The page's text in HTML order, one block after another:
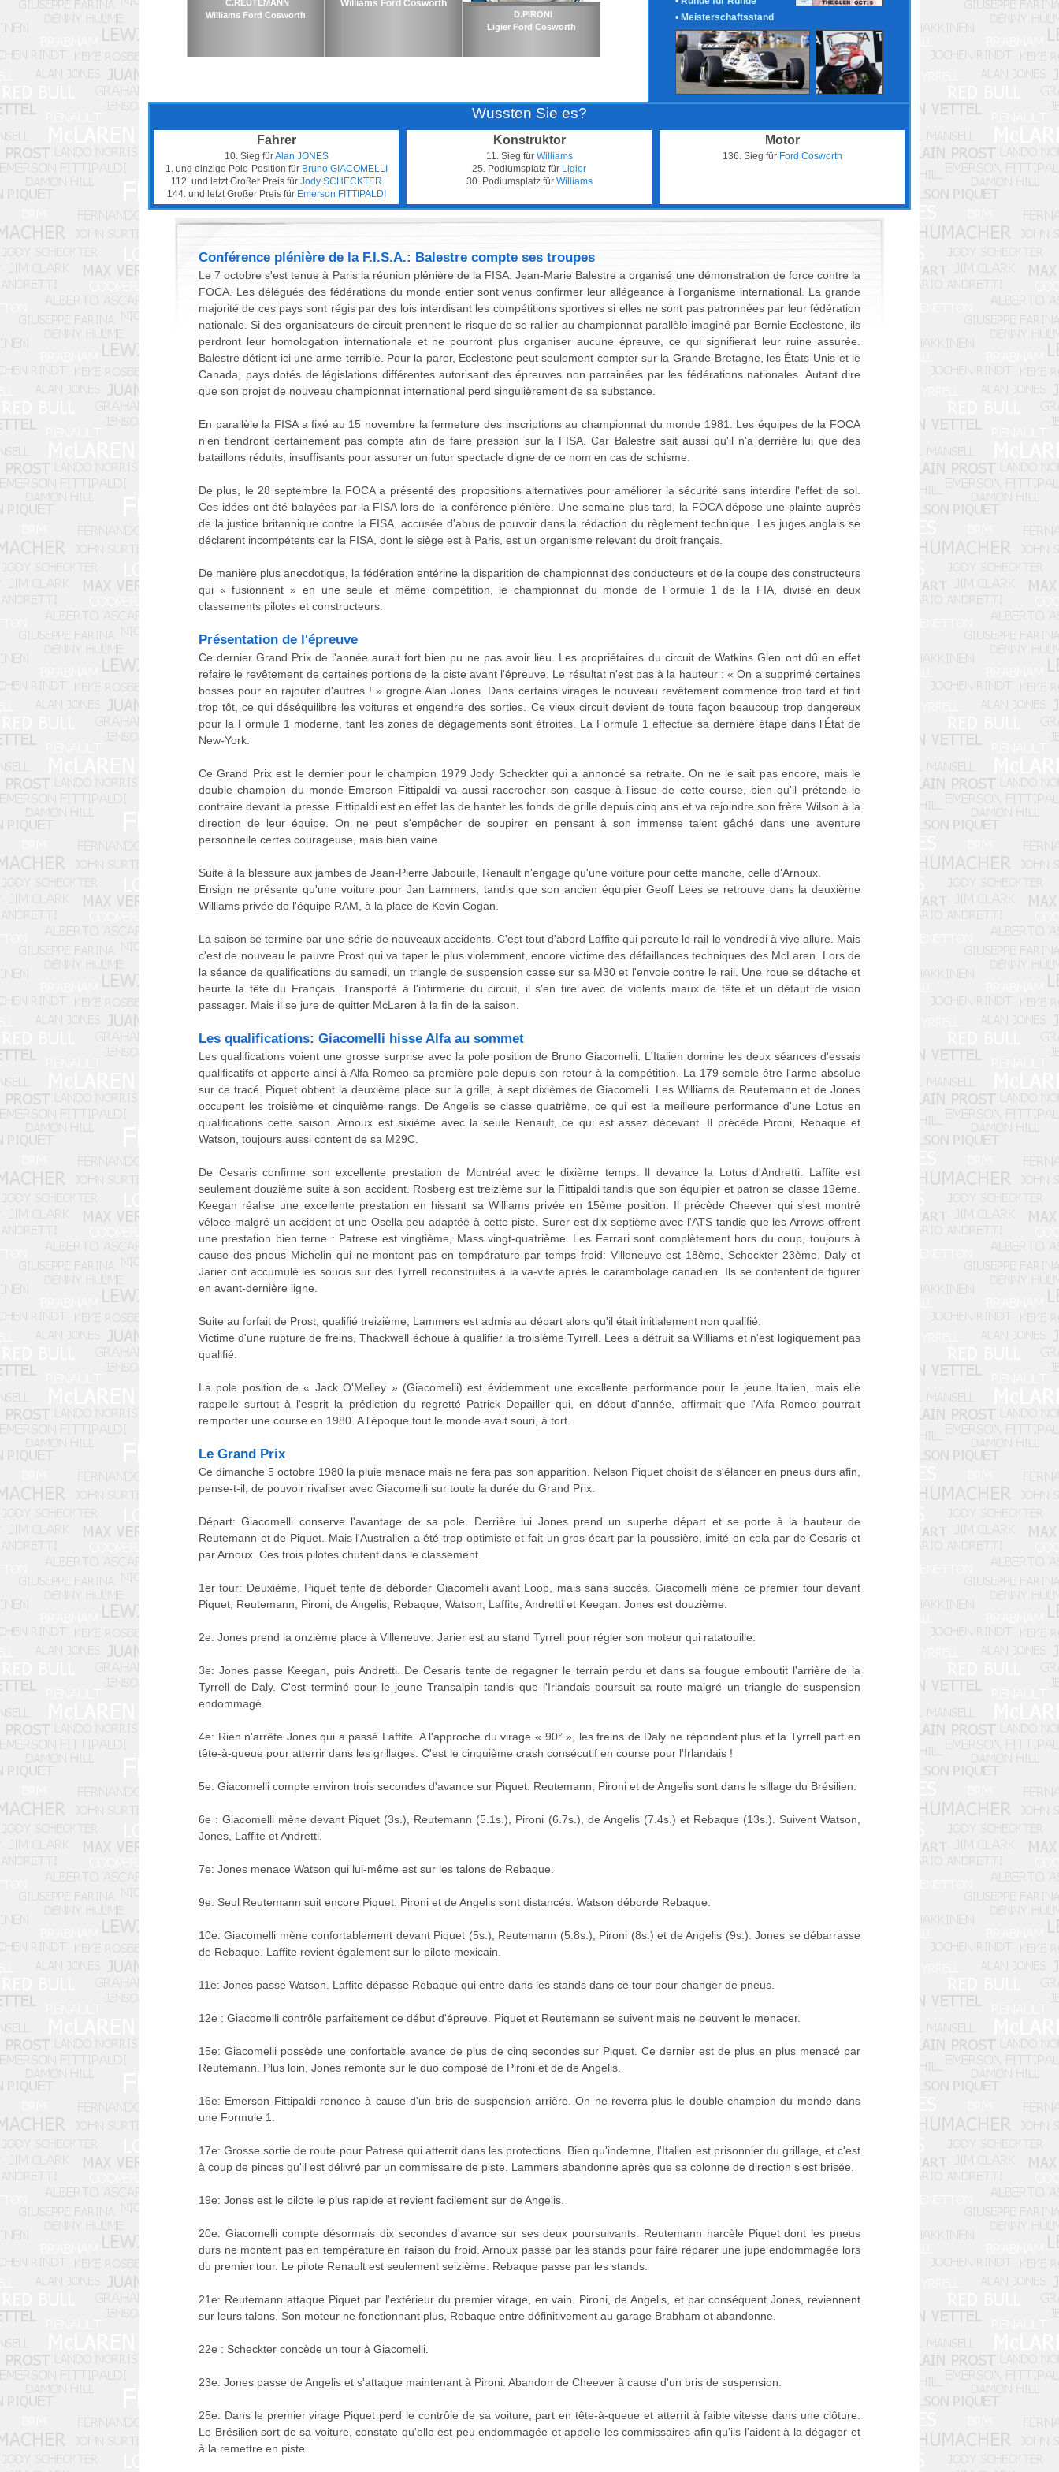
C.REUTEMANN
Williams Ford Cosworth
Williams Ford Cosworth
D.PIRONI
Ligier Ford Cosworth
• Meisterschaftsstand
Wussten Sie es?
Fahrer
10. Sieg fürAlan JONES
1. und einzige Pole-Position für Bruno GIACOMELLI
112. und letzt Großer Preis für Jody SCHECKTER
144. und letzt Großer Preis für Emerson FITTIPALDI
Konstruktor
11. Sieg für Williams
25. Podiumsplatz für Ligier
30. Podiumsplatz für Williams
Motor
136. Sieg für Ford Cosworth
Conférence plénière de la F.I.S.A.: Balestre compte ses troupes
Le 7 octobre s'est tenue à Paris la réunion plénière de la FISA. Jean-Marie Balestre a organisé une démonstration de force contre la
FOCA. Les délégués des fédérations du monde entier sont venus confirmer leur allégeance à l'organisme international. La grande
majorité de ces pays sont régis par des lois interdisant les compétitions sportives si elles ne sont pas patronnées par leur fédération
nationale. Si des organisateurs de circuit prennent le risque de se rallier au championnat parallèle imaginé par Bernie Ecclestone, ils
perdront leur homologation internationale et ne pourront plus organiser aucune épreuve, ce qui signifierait leur ruine assurée.
Balestre détient ici une arme terrible. Pour la parer, Ecclestone peut seulement compter sur la Grande-Bretagne, les États-Unis et le
Canada, pays dotés de législations différentes autorisant des épreuves non parrainées par les fédérations nationales. Autant dire
que son projet de nouveau championnat international perd singulièrement de sa substance.
En parallèle la FISA a fixé au 15 novembre la fermeture des inscriptions au championnat du monde 1981. Les équipes de la FOCA
n'en tiendront certainement pas compte afin de faire pression sur la FISA. Car Balestre sait aussi qu'il n'a derrière lui que des
bataillons réduits, insuffisants pour assurer un futur spectacle digne de ce nom en cas de schisme.
De plus, le 28 septembre la FOCA a présenté des propositions alternatives pour améliorer la sécurité sans interdire l'effet de sol.
Ces idées ont été balayées par la FISA lors de la conférence plénière. Une semaine plus tard, la FOCA dépose une plainte auprès
de la justice britannique contre la FISA, accusée d'abus de pouvoir dans la rédaction du règlement technique. Les juges anglais se
déclarent incompétents car la FISA, dont le siège est à Paris, est un organisme relevant du droit français.
De manière plus anecdotique, la fédération entérine la disparition de championnat des conducteurs et de la coupe des constructeurs
qui « fusionnent » en une seule et même compétition, le championnat du monde de Formule 1 de la FIA, divisé en deux
classements pilotes et constructeurs.
Présentation de l'épreuve
Ce dernier Grand Prix de l'année aurait fort bien pu ne pas avoir lieu. Les propriétaires du circuit de Watkins Glen ont dû en effet
refaire le revêtement de certaines portions de la piste avant l'épreuve. Le résultat n'est pas à la hauteur : « On a supprimé certaines
bosses pour en rajouter d'autres ! » grogne Alan Jones. Dans certains virages le nouveau revêtement commence trop tard et finit
trop tôt, ce qui déséquilibre les voitures et engendre des sorties. Ce vieux circuit devient de toute façon beaucoup trop dangereux
pour la Formule 1 moderne, tant les zones de dégagements sont étroites. La Formule 1 effectue sa dernière étape dans l'État de
New-York.
Ce Grand Prix est le dernier pour le champion 1979 Jody Scheckter qui a annoncé sa retraite. On ne le sait pas encore, mais le
double champion du monde Emerson Fittipaldi va aussi raccrocher son casque à l'issue de cette course, bien qu'il prétende le
contraire devant la presse. Fittipaldi est en effet las de hanter les fonds de grille depuis cinq ans et va rejoindre son frère Wilson à la
direction de leur équipe. On ne peut s'empêcher de soupirer en pensant à son immense talent gâché dans une aventure
personnelle certes courageuse, mais bien vaine.
Suite à la blessure aux jambes de Jean-Pierre Jabouille, Renault n'engage qu'une voiture pour cette manche, celle d'Arnoux.
Ensign ne présente qu'une voiture pour Jan Lammers, tandis que son ancien équipier Geoff Lees se retrouve dans la deuxième
Williams privée de l'équipe RAM, à la place de Kevin Cogan.
La saison se termine par une série de nouveaux accidents. C'est tout d'abord Laffite qui percute le rail le vendredi à vive allure. Mais
c'est de nouveau le pauvre Prost qui va taper le plus violemment, encore victime des défaillances techniques des McLaren. Lors de
la séance de qualifications du samedi, un triangle de suspension casse sur sa M30 et l'envoie contre le rail. Une roue se détache et
heurte la tête du Français. Transporté à l'infirmerie du circuit, il s'en tire avec de violents maux de tête et un défaut de vision
passager. Mais il se jure de quitter McLaren à la fin de la saison.
Les qualifications: Giacomelli hisse Alfa au sommet
Les qualifications voient une grosse surprise avec la pole position de Bruno Giacomelli. L'Italien domine les deux séances d'essais
qualificatifs et apporte ainsi à Alfa Romeo sa première pole depuis son retour à la compétition. La 179 semble être l'arme absolue
sur ce tracé. Piquet obtient la deuxième place sur la grille, à sept dixièmes de Giacomelli. Les Williams de Reutemann et de Jones
occupent les troisième et cinquième rangs. De Angelis se classe quatrième, ce qui est la meilleure performance d'une Lotus en
qualifications cette saison. Arnoux est sixième avec la seule Renault, ce qui est assez décevant. Il précède Pironi, Rebaque et
Watson, toujours aussi content de sa M29C.
De Cesaris confirme son excellente prestation de Montréal avec le dixième temps. Il devance la Lotus d'Andretti. Laffite est
seulement douzième suite à son accident. Rosberg est treizième sur la Fittipaldi tandis que son équipier et patron se classe 19ème.
Keegan réalise une excellente prestation en hissant sa Williams privée en 15ème position. Il précède Cheever qui s'est montré
véloce malgré un accident et une Osella peu adaptée à cette piste. Surer est dix-septième avec l'ATS tandis que les Arrows offrent
une prestation bien terne : Patrese est vingtième, Mass vingt-quatrième. Les Ferrari sont complètement hors du coup, toujours à
cause des pneus Michelin qui ne montent pas en température par temps froid: Villeneuve est 18ème, Scheckter 23ème. Daly et
Jarier ont accumulé les soucis sur des Tyrrell reconstruites à la va-vite après le carambolage canadien. Ils se contentent de figurer
en avant-dernière ligne.
Suite au forfait de Prost, qualifié treizième, Lammers est admis au départ alors qu'il était initialement non qualifié.
Victime d'une rupture de freins, Thackwell échoue à qualifier la troisième Tyrrell. Lees a détruit sa Williams et n'est logiquement pas
qualifié.
La pole position de « Jack O'Melley » (Giacomelli) est évidemment une excellente performance pour le jeune Italien, mais elle
rappelle surtout à l'esprit la prédiction du regretté Patrick Depailler qui, en début d'année, affirmait que l'Alfa Romeo pourrait
remporter une course en 1980. A l'époque tout le monde avait souri, à tort.
Le Grand Prix
Ce dimanche 5 octobre 1980 la pluie menace mais ne fera pas son apparition. Nelson Piquet choisit de s'élancer en pneus durs afin,
pense-t-il, de pouvoir rivaliser avec Giacomelli sur toute la durée du Grand Prix.
Départ: Giacomelli conserve l'avantage de sa pole. Derrière lui Jones prend un superbe départ et se porte à la hauteur de
Reutemann et de Piquet. Mais l'Australien a été trop optimiste et fait un gros écart par la poussière, imité en cela par de Cesaris et
par Arnoux. Ces trois pilotes chutent dans le classement.
1er tour: Deuxième, Piquet tente de déborder Giacomelli avant Loop, mais sans succès. Giacomelli mène ce premier tour devant
Piquet, Reutemann, Pironi, de Angelis, Rebaque, Watson, Laffite, Andretti et Keegan. Jones est douzième.
2e: Jones prend la onzième place à Villeneuve. Jarier est au stand Tyrrell pour régler son moteur qui ratatouille.
3e: Jones passe Keegan, puis Andretti. De Cesaris tente de regagner le terrain perdu et dans sa fougue emboutit l'arrière de la
Tyrrell de Daly. C'est terminé pour le jeune Transalpin tandis que l'Irlandais poursuit sa route malgré un triangle de suspension
endommagé.
4e: Rien n'arrête Jones qui a passé Laffite. A l'approche du virage « 90° », les freins de Daly ne répondent plus et la Tyrrell part en
tête-à-queue pour atterrir dans les grillages. C'est le cinquième crash consécutif en course pour l'Irlandais !
5e: Giacomelli compte environ trois secondes d'avance sur Piquet. Reutemann, Pironi et de Angelis sont dans le sillage du Brésilien.
6e : Giacomelli mène devant Piquet (3s.), Reutemann (5.1s.), Pironi (6.7s.), de Angelis (7.4s.) et Rebaque (13s.). Suivent Watson,
Jones, Laffite et Andretti.
7e: Jones menace Watson qui lui-même est sur les talons de Rebaque.
9e: Seul Reutemann suit encore Piquet. Pironi et de Angelis sont distancés. Watson déborde Rebaque.
10e: Giacomelli mène confortablement devant Piquet (5s.), Reutemann (5.8s.), Pironi (8s.) et de Angelis (9s.). Jones se débarrasse
de Rebaque. Laffite revient également sur le pilote mexicain.
11e: Jones passe Watson. Laffite dépasse Rebaque qui entre dans les stands dans ce tour pour changer de pneus.
12e : Giacomelli contrôle parfaitement ce début d'épreuve. Piquet et Reutemann se suivent mais ne peuvent le menacer.
15e: Giacomelli possède une confortable avance de plus de cinq secondes sur Piquet. Ce dernier est de plus en plus menacé par
Reutemann. Plus loin, Jones remonte sur le duo composé de Pironi et de de Angelis.
16e: Emerson Fittipaldi renonce à cause d'un bris de suspension arrière. On ne reverra plus le double champion du monde dans
une Formule 1.
17e: Grosse sortie de route pour Patrese qui atterrit dans les protections. Bien qu'indemne, l'Italien est prisonnier du grillage, et c'est
à coup de pinces qu'il est délivré par un commissaire de piste. Lammers abandonne après que sa colonne de direction s'est brisée.
19e: Jones est le pilote le plus rapide et revient facilement sur de Angelis.
20e: Giacomelli compte désormais dix secondes d'avance sur ses deux poursuivants. Reutemann harcèle Piquet dont les pneus
durs ne montent pas en température en raison du froid. Arnoux passe par les stands pour faire réparer une jupe endommagée lors
du premier tour. Le pilote Renault est seulement seizième. Rebaque passe par les stands.
21e: Reutemann attaque Piquet par l'extérieur du premier virage, en vain. Pironi, de Angelis, et par conséquent Jones, reviennent
sur leurs talons. Son moteur ne fonctionnant plus, Rebaque entre définitivement au garage Brabham et abandonne.
22e : Scheckter concède un tour à Giacomelli.
23e: Jones passe de Angelis et s'attaque maintenant à Pironi. Abandon de Cheever à cause d'un bris de suspension.
25e: Dans le premier virage Piquet perd le contrôle de sa voiture, part en tête-à-queue et atterrit à faible vitesse dans une clôture.
Le Brésilien sort de sa voiture, constate qu'elle est peu endommagée et appelle les commissaires afin qu'ils l'aident à la dégager et
à la remettre en piste.